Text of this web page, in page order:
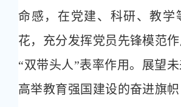
命感，在党建、科研、教学
花，充分发挥党员先锋模范
“双带头人”表率作用。展望
高举教育强国建设的奋进旗